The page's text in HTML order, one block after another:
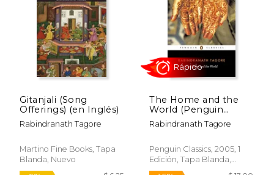
dcto. $ 21.24
Rápido
dcto.
Gitanjali (Song
Offerings) (en Inglés)
Rabindranath Tagore
Martino Fine Books, Tapa
Blanda, Nuevo
The Home and the
World (Penguin
Classics) (en Inglés)
Rabindranath Tagore
Penguin Classics, 2005, 1
Edición, Tapa Blanda,
Nuevo